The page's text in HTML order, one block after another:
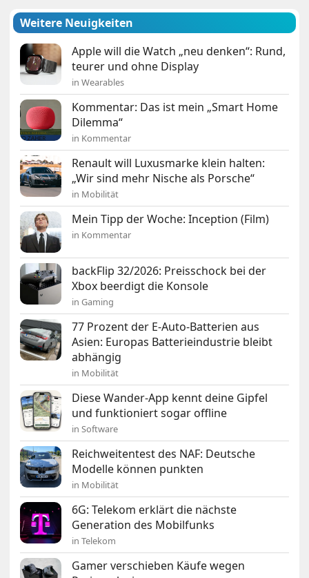
Weitere Neuigkeiten
Apple will die Watch „neu denken“: Rund,
teurer und ohne Display
in Wearables
Kommentar: Das ist mein „Smart Home
Dilemma“
in Kommentar
Renault will Luxusmarke klein halten:
„Wir sind mehr Nische als Porsche“
in Mobilität
Mein Tipp der Woche: Inception (Film)
in Kommentar
backFlip 32/2026: Preisschock bei der
Xbox beerdigt die Konsole
in Gaming
77 Prozent der E-Auto-Batterien aus
Asien: Europas Batterieindustrie bleibt
abhängig
in Mobilität
Diese Wander-App kennt deine Gipfel
und funktioniert sogar offline
in Software
Reichweitentest des NAF: Deutsche
Modelle können punkten
in Mobilität
6G: Telekom erklärt die nächste
Generation des Mobilfunks
in Telekom
Gamer verschieben Käufe wegen